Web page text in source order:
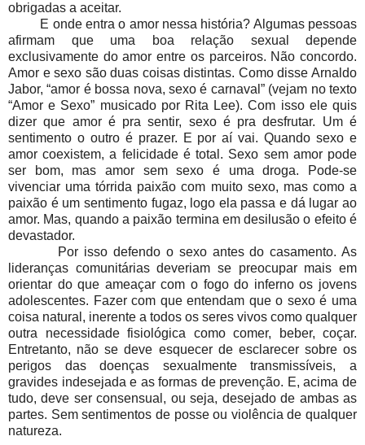
obrigadas a aceitar.
E onde entra o amor nessa história? Algumas pessoas
afirmam que uma boa relação sexual depende
exclusivamente do amor entre os parceiros. Não concordo.
Amor e sexo são duas coisas distintas. Como disse Arnaldo
Jabor, “amor é bossa nova, sexo é carnaval” (vejam no texto
“Amor e Sexo” musicado por Rita Lee). Com isso ele quis
dizer que amor é pra sentir, sexo é pra desfrutar. Um é
sentimento o outro é prazer. E por aí vai. Quando sexo e
amor coexistem, a felicidade é total. Sexo sem amor pode
ser bom, mas amor sem sexo é uma droga. Pode-se
vivenciar uma tórrida paixão com muito sexo, mas como a
paixão é um sentimento fugaz, logo ela passa e dá lugar ao
amor. Mas, quando a paixão termina em desilusão o efeito é
devastador.
Por isso defendo o sexo antes do casamento. As
lideranças comunitárias deveriam se preocupar mais em
orientar do que ameaçar com o fogo do inferno os jovens
adolescentes. Fazer com que entendam que o sexo é uma
coisa natural, inerente a todos os seres vivos como qualquer
outra necessidade fisiológica como comer, beber, coçar.
Entretanto, não se deve esquecer de esclarecer sobre os
perigos das doenças sexualmente transmissíveis, a
gravides indesejada e as formas de prevenção. E, acima de
tudo, deve ser consensual, ou seja, desejado de ambas as
partes. Sem sentimentos de posse ou violência de qualquer
natureza.